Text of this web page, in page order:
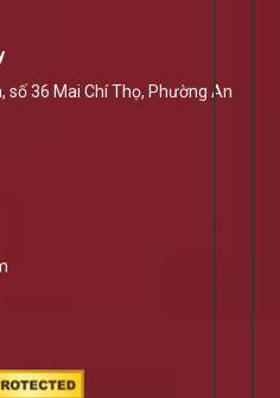
36 Mai Chí Thọ, Phường An